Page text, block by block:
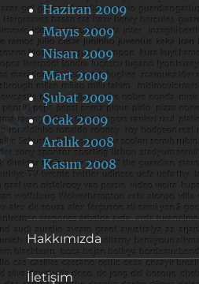
Haziran 2009
Mayıs 2009
Nisan 2009
Mart 2009
Şubat 2009
Ocak 2009
Aralık 2008
Kasım 2008
Hakkımızda
İletişim